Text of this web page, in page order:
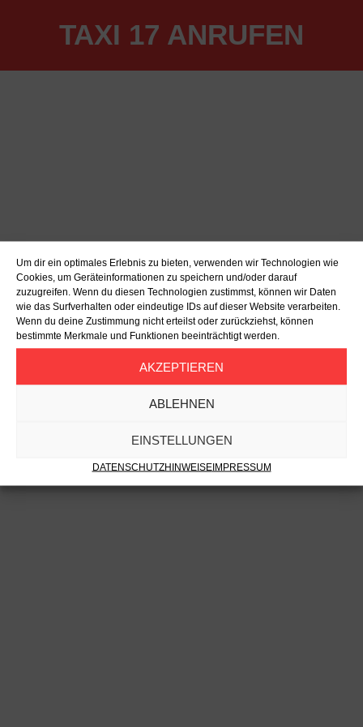
Um dir ein optimales Erlebnis zu bieten, verwenden wir Technologien wie
Cookies, um Geräteinformationen zu speichern und/oder darauf
zuzugreifen. Wenn du diesen Technologien zustimmst, können wir Daten
wie das Surfverhalten oder eindeutige IDs auf dieser Website verarbeiten.
Wenn du deine Zustimmung nicht erteilst oder zurückziehst, können
bestimmte Merkmale und Funktionen beeinträchtigt werden.
AKZEPTIEREN
ABLEHNEN
EINSTELLUNGEN
DATENSCHUTZHINWEISEIMPRESSUM
TAXI 17 ANRUFEN